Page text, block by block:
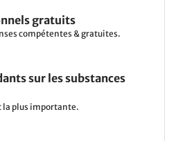
gratuits
compétentes & gratuites.
sur les substances
la plus importante.